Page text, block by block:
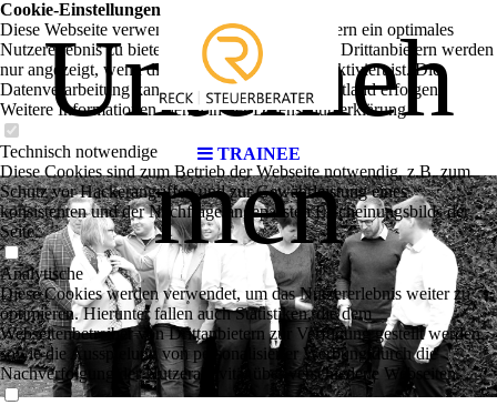
TRAINEE
Unterneh
men
Cookie-Einstellungen
Diese Webseite verwendet Cookies, um Besuchern ein optimales
Nutzererlebnis zu bieten. Bestimmte Inhalte von Drittanbietern werden
nur angezeigt, wenn die entsprechende Option aktiviert ist. Die
Datenverarbeitung kann dann auch in einem Drittland erfolgen.
Weitere Informationen hierzu in der Datenschutzerklärung.
Technisch notwendige
Diese Cookies sind zum Betrieb der Webseite notwendig, z.B. zum
Schutz vor Hackerangriffen und zur Gewährleistung eines
konsistenten und der Nachfrage angepassten Erscheinungsbilds der
Seite.
Analytische
Diese Cookies werden verwendet, um das Nutzererlebnis weiter zu
optimieren. Hierunter fallen auch Statistiken, die dem
Webseitenbetreiber von Drittanbietern zur Verfügung gestellt werden,
sowie die Ausspielung von personalisierter Werbung durch die
Nachverfolgung der Nutzeraktivität über verschiedene Webseiten.